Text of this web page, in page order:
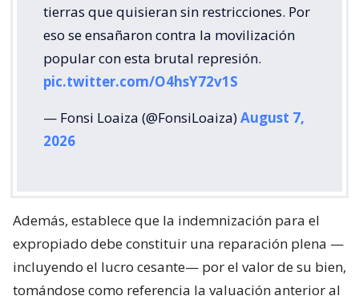
tierras que quisieran sin restricciones. Por
eso se ensañaron contra la movilización
popular con esta brutal represión.
pic.twitter.com/O4hsY72v1S
— Fonsi Loaiza (@FonsiLoaiza)August 7,
2026
Además, establece que la indemnización para el
expropiado debe constituir una reparación plena —
incluyendo el lucro cesante— por el valor de su bien,
tomándose como referencia la valuación anterior al